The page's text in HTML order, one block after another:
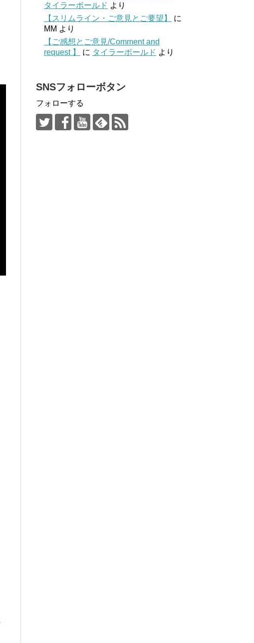
タイラーボールド より
【スリムライン・ご意見とご要望】
に
MM より
【ご感想とご意見/Comment and
request 】
に タイラーボールド より
SNSフォローボタン
フォローする